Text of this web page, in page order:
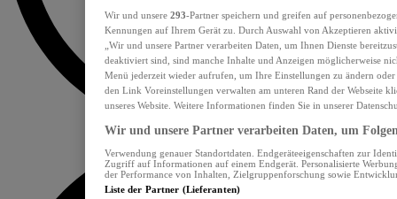
Wir und unsere 293-Partner speichern und greifen auf
Kennungen auf Ihrem Gerät zu. Durch Auswahl von Akzeptieren
„Wir und unsere Partner verarbeiten Daten, um Ihnen Dienste
deaktiviert sind, sind manche Inhalte und Anzeigen möglicherweise
Menü jederzeit wieder aufrufen, um Ihre Einstellungen zu ändern
den Link Voreinstellungen verwalten am unteren Rand der Webseite
unseres Website. Weitere Informationen finden Sie in unserer
Wir und unsere Partner verarbeiten Daten, um
Verwendung genauer Standortdaten. Endgeräteeigenschaften zur
Zugriff auf Informationen auf einem Endgerät. Personalisierte
der Performance von Inhalten, Zielgruppenforschung sowie
Liste der Partner (Lieferanten)